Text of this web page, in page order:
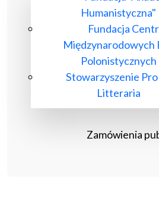
Humanistyczna"
Fundacja
Międzynarodowych
Polonistycznych
Stowarzyszenie
Litteraria
Zamówienia